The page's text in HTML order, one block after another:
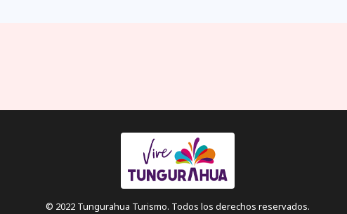
© 2022 Tungurahua Turismo. Todos los derechos reservados.